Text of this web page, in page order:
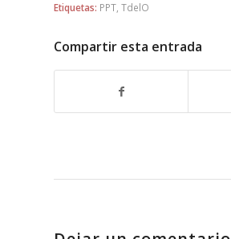
Etiquetas: PPT TdelO
Compartir esta entrada